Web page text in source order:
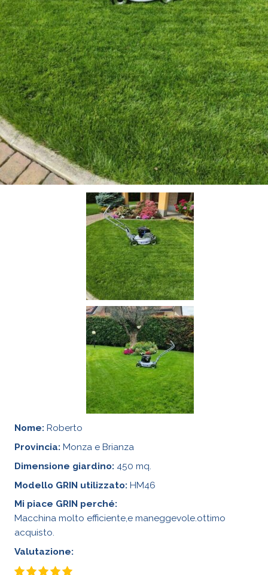
Nome: Roberto
Provincia: Monza e Brianza
Dimensione giardino: 450 mq.
Modello GRIN utilizzato: HM46
Mi piace GRIN perché:
Macchina molto efficiente,e maneggevole.ottimo
acquisto.
Valutazione: